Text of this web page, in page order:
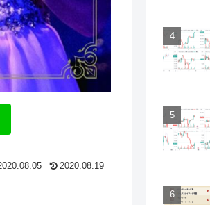
2020.08.19